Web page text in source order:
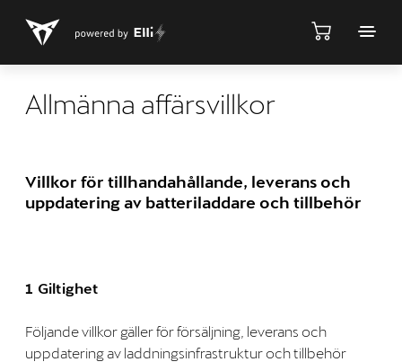
Allmänna affärsvillkor
Villkor för tillhandahållande, leverans och
uppdatering av batteriladdare och tillbehör
1 Giltighet
Följande villkor gäller för försäljning, leverans och
uppdatering av laddningsinfrastruktur och tillbehör